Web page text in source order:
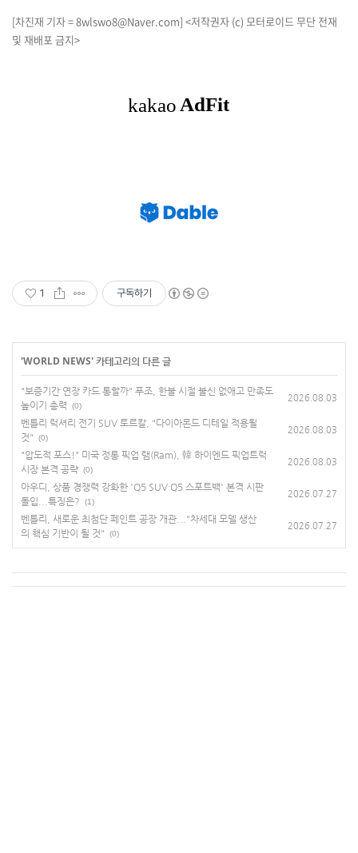
[차진재 기자 = 8wlswo8@Naver.com] <저작권자 (c) 모터로이드 무단 전재
및 재배포 금지>
1 구독하기
'WORLD NEWS' 카테고리의 다른 글
"보증기간 연장 카드 통할까" 푸조, 한불 시절 불신 없애고 만족도
높이기 총력
(0)
2026.08.03
벤틀리 럭셔리 전기 SUV 토르칼, "다이아몬드 디테일 적용될
것"
(0)
2026.08.03
"압도적 포스!" 미국 정통 픽업 램(Ram), 韓 하이엔드 픽업트럭
시장 본격 공략 (0)
2026.08.03
아우디, 상품 경쟁력 강화한 'Q5 SUV·Q5 스포트백' 본격 시판
돌입...특징은?
(1)
2026.07.27
벤틀리, 새로운 최첨단 페인트 공장 개관..."차세대 모델 생산
의 핵심 기반이 될 것"
(0)
2026.07.27